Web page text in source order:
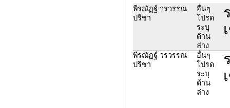
พีรณัฏฐ์ วรวรรณ
ปรีชา
อื่นๆ
โปรด
ระบุ
ด้าน
ล่าง
พีรณัฏฐ์ วรวรรณ
ปรีชา
อื่นๆ
โปรด
ระบุ
ด้าน
ล่าง